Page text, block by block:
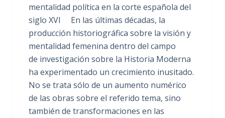
mentalidad política en la corte española del
siglo XVI En las últimas décadas, la
producción historiográfica sobre la visión y
mentalidad femenina dentro del campo
de investigación sobre la Historia Moderna
ha experimentado un crecimiento inusitado.
No se trata sólo de un aumento numérico
de las obras sobre el referido tema, sino
también de transformaciones en las